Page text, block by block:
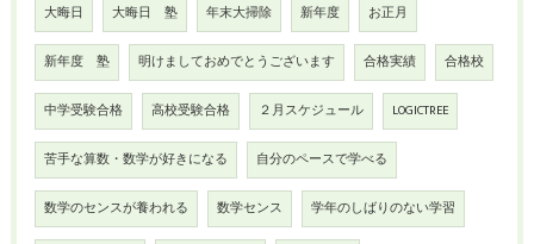
大晦日 大晦日 塾 年末大掃除 新年度 お正月
新年度 塾 明けましておめでとうございます 合格実績 合格校
中学受験合格 高校受験合格 ２月スケジュール LOGICTREE
苦手な算数・数学が好きになる 自分のペースで学べる
数学のセンスが養われる 数学センス 学年のしばりのない学習